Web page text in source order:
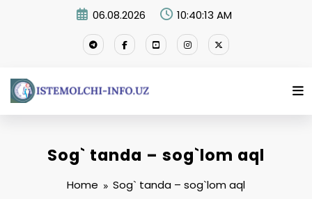
06.08.2026 10:40:13 AM
Sog` tanda – sog`lom aql
Home Sog` tanda – sog`lom aql